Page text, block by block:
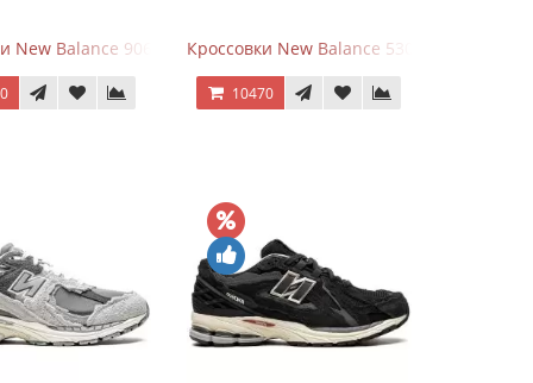
New Balance 9060 MushroomКроссовки New Balance 530 Total White
10470